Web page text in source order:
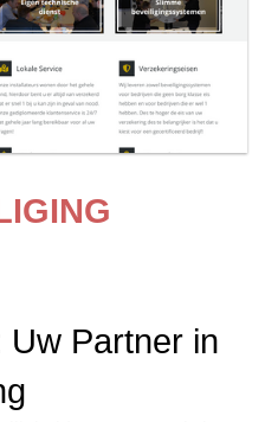
Uw Partner in